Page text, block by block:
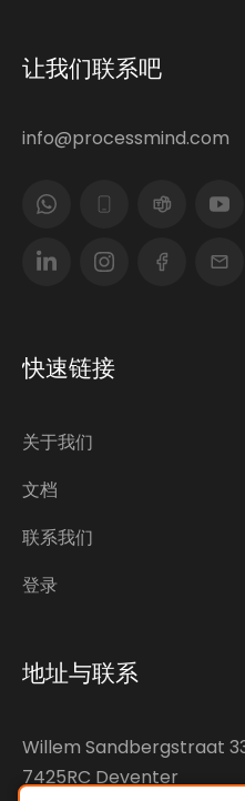
让我们联系吧
info@processmind.com
快速链接
关于我们
文档
联系我们
登录
地址与联系
Willem Sandbergstraat
7425RC Deventer